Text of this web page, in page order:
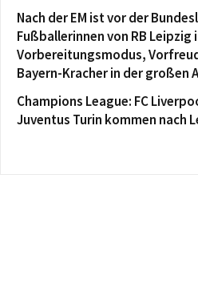
Nach der EM ist vor der
Fußballerinnen von RB Leipzig
Vorbereitungsmodus,
Bayern-Kracher in der großen
Champions League: FC
Juventus Turin kommen nach